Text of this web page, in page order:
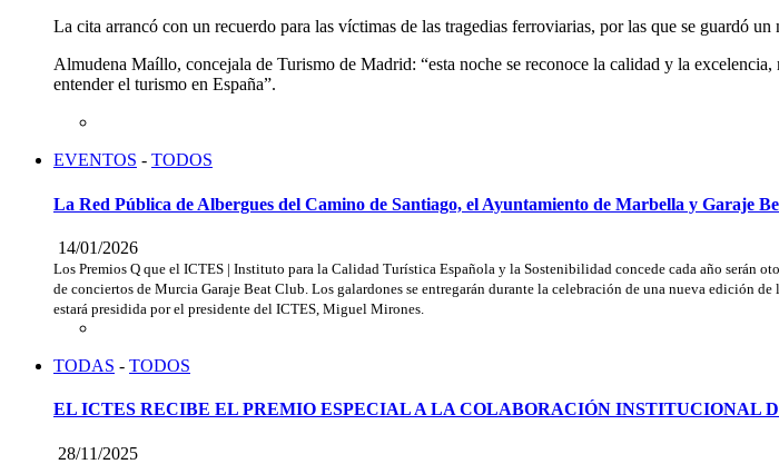
La cita arrancó con un recuerdo para las víctimas de las tragedias ferroviarias, por las que se guardó
Almudena Maíllo, concejala de Turismo de Madrid: “esta noche se reconoce la calidad y la
entender el turismo en España”.
EVENTOS - TODOS
La Red Pública de Albergues del Camino de Santiago, el Ayuntamiento de Marbella y Garaje
14/01/2026
Los Premios Q que el ICTES | Instituto para la Calidad Turística Española y la Sostenibilidad concede cada año serán
de conciertos de Murcia Garaje Beat Club. Los galardones se entregarán durante la celebración de una nueva edición
estará presidida por el presidente del ICTES, Miguel Mirones.
TODAS - TODOS
EL ICTES RECIBE EL PREMIO ESPECIAL A LA COLABORACIÓN INSTITUCIONAL
28/11/2025